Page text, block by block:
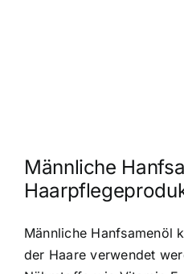
Männliche
Männliche Hanfsamenöl
der Haare verwendet